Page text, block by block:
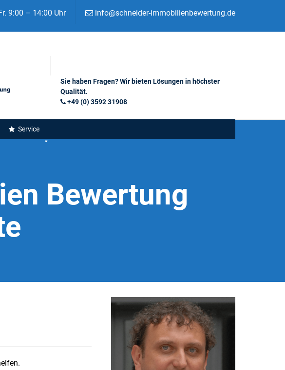
9:00 – 14:00 Uhr info@schneider-immobilienbewertung.de
Sie haben Fragen? Wir bieten Lösungen in höchster
Qualität.
+49 (0) 3592 31908
Service
Bewertung